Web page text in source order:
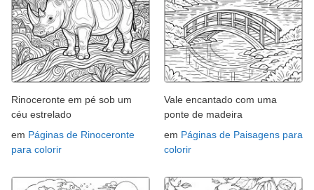
Rinoceronte em pé sob um
céu estrelado
em Páginas de Rinoceronte
para colorir
Vale encantado com uma
ponte de madeira
em Páginas de Paisagens para
colorir